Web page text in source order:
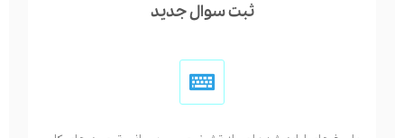
ثبت سوال جدید